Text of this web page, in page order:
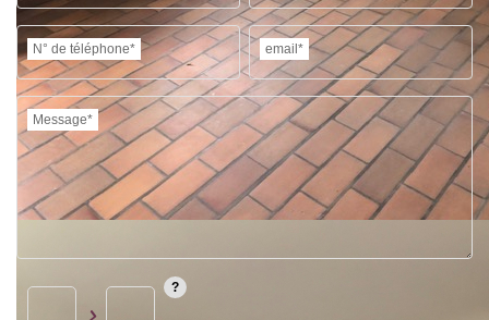
N° de téléphone* email*
Message*